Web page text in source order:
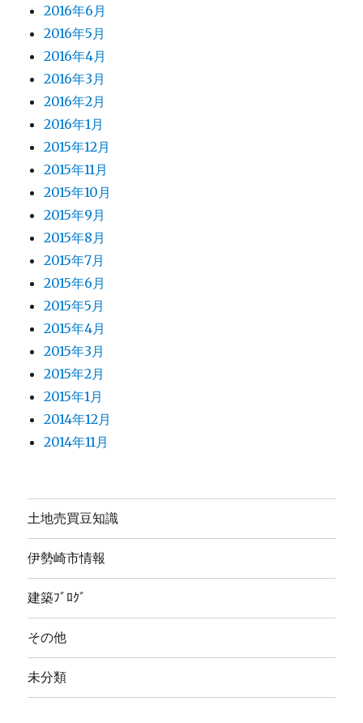
2016年6月
2016年5月
2016年4月
2016年3月
2016年2月
2016年1月
2015年12月
2015年11月
2015年10月
2015年9月
2015年8月
2015年7月
2015年6月
2015年5月
2015年4月
2015年3月
2015年2月
2015年1月
2014年12月
2014年11月
土地売買豆知識
伊勢崎市情報
建築ﾌﾞﾛｸﾞ
その他
未分類